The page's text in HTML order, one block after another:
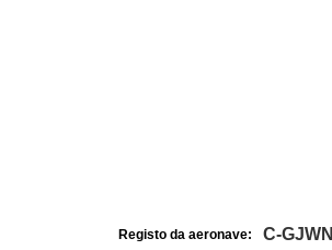
Registo da aeronave: C-GJWN